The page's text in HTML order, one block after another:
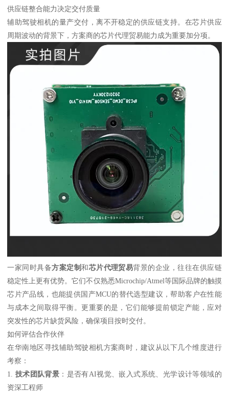
供应链整合能力决定交付质量
辅助驾驶相机的量产交付，离不开稳定的供应链支持。在芯片供应
周期波动的背景下，方案商的芯片代理贸易能力成为重要加分项。
一家同时具备方案定制和芯片代理贸易背景的企业，往往在供应链
稳定性上更有优势。它们不仅熟悉Microchip/Atmel等国际品牌的触摸
芯片产品线，也能提供国产MCU的替代选型建议，帮助客户在性能
与成本之间取得平衡。更重要的是，它们能够提前锁定产能，应对
突发性的芯片缺货风险，确保项目按时交付。
如何评估合作伙伴
在华南地区寻找辅助驾驶相机方案商时，建议从以下几个维度进行
考察：
1. 技术团队背景 ：是否有AI视觉、嵌入式系统、光学设计等领域的
资深工程师